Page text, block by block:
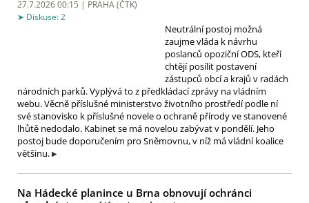
27.7.2026 00:15 | PRAHA (ČTK)
Diskuse: 2
Neutrální postoj možná
zaujme vláda k návrhu
poslanců opoziční ODS, kteří
chtějí posílit postavení
zástupců obcí a krajů v radách
národních parků. Vyplývá to z předkládací zprávy na vládním
webu. Věcně příslušné ministerstvo životního prostředí podle ní
své stanovisko k příslušné novele o ochraně přírody ve stanovené
lhůtě nedodalo. Kabinet se má novelou zabývat v pondělí. Jeho
postoj bude doporučením pro Sněmovnu, v níž má vládní koalice
většinu.
Na Hádecké planince u Brna obnovují ochránci